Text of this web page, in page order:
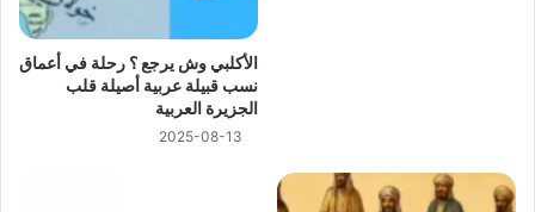
الأكلبي وش يرجع ؟ رحلة في أعماق
نسب قبيلة عربية أصيلة قلب
الجزيرة العربية
2025-08-13